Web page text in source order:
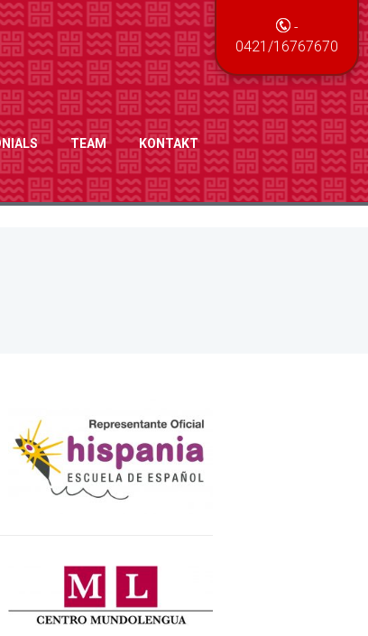
TEAM KONTAKT
-
0421/16767670